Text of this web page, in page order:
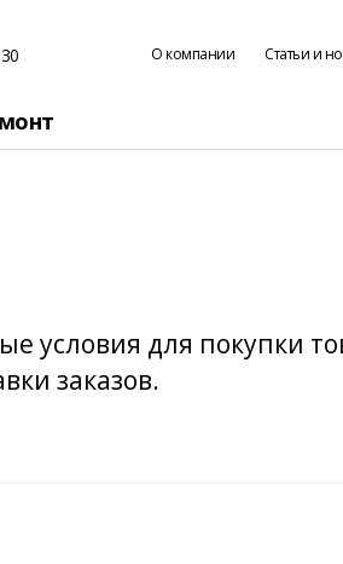
О компании Статьи и
условия для покупки
заказов.